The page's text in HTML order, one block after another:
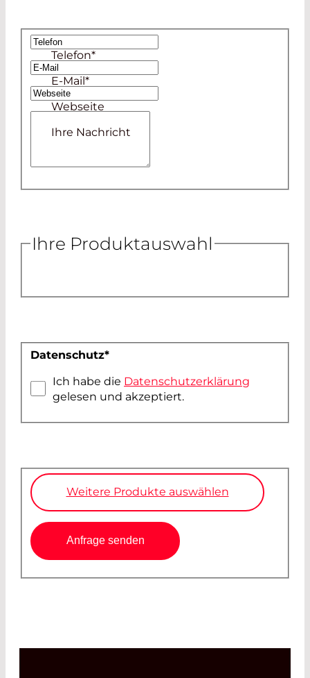
Telefon*
E-Mail*
Webseite
Ihre Nachricht
Ihre Produktauswahl
Datenschutz*
Ich habe die Datenschutzerklärung
gelesen und akzeptiert.
Weitere Produkte auswählen
Anfrage senden